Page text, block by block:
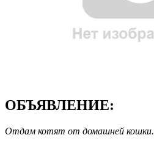
ОБЪЯВЛЕНИЕ:
Отдам котят от домашней кошки.